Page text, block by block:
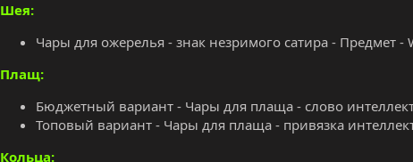
Шея:
Чары для ожерелья - знак незримого сатира - Предмет -
Плащ:
Бюджетный вариант - Чары для плаща - слово
Топовый вариант - Чары для плаща - привязка
Кольца: